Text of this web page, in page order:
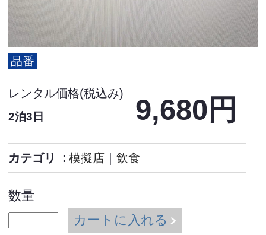
品番
レンタル価格(税込み)
2泊3日 9,680円
カテゴリ 模擬店 ｜ 飲食
数量
カートに入れる